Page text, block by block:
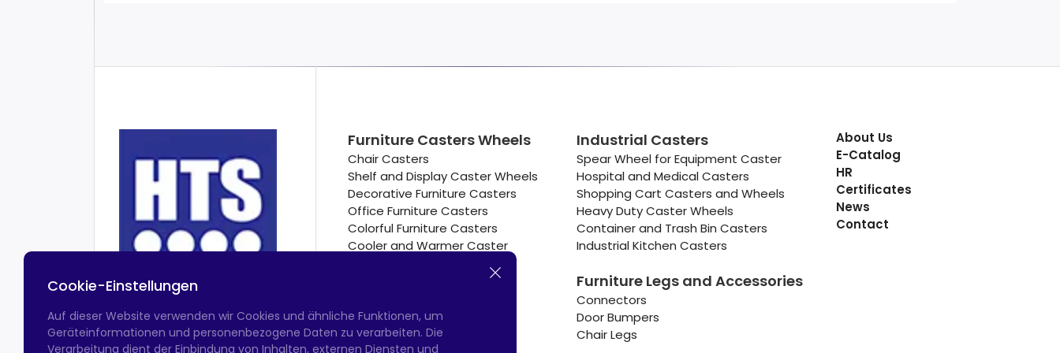
Furniture Casters Wheels
Chair Casters
Shelf and Display Caster Wheels
Decorative Furniture Casters
Office Furniture Casters
Colorful Furniture Casters
Cooler and Warmer Caster
Hotel Equipment Casters
Industrial Casters
Spear Wheel for Equipment Caster
Hospital and Medical Casters
Shopping Cart Casters and Wheels
Heavy Duty Caster Wheels
Container and Trash Bin Casters
Industrial Kitchen Casters
Furniture Legs and Accessories
Connectors
Door Bumpers
Chair Legs
About Us
E-Catalog
HR
Certificates
News
Contact
Cookie-Einstellungen
Auf dieser Website verwenden wir Cookies und ähnliche Funktionen, um
Geräteinformationen und personenbezogene Daten zu verarbeiten. Die
Verarbeitung dient der Einbindung von Inhalten, externen Diensten und